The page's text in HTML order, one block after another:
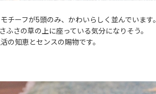
チーフが5頭のみ、かわいらしく並んでいます。
さの草の上に座っている気分になりそう。
の知恵とセンスの賜物です。